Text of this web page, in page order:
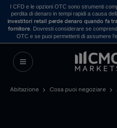
I CFD e le opzioni OTC sono strumenti
perdita di denaro in tempi rapidi a causa
investitori retail perde denaro quando fa
fornitore . Dovresti considerare se
OTC e se puoi permetterti di assumere
Abitazione Cosa puoi negoziare